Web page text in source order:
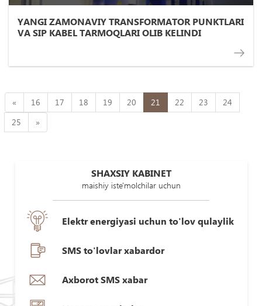
YANGI ZAMONAVIY TRANSFORMATOR PUNKTLARI
VA SIP KABEL TARMOQLARI OLIB KELINDI
« 16 17 18 19 20 21 22 23
24
25
»
SHAXSIY KABINET
maishiy iste'molchilar uchun
Elektr energiyasi uchun to'lov qulaylik
SMS to'lovlar xabardor
Axborot SMS xabar